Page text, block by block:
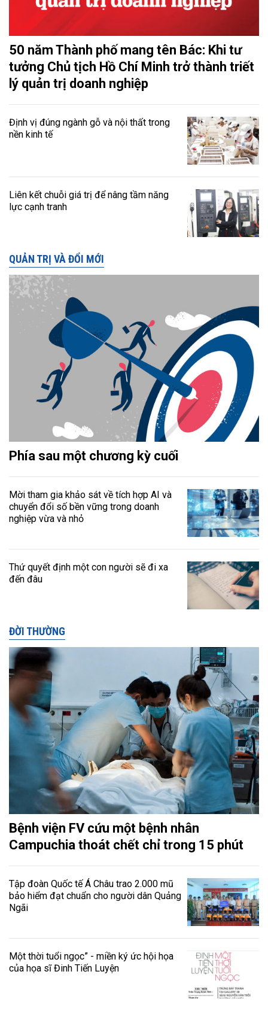
50 năm Thành phố mang tên Bác: Khi tư
tưởng Chủ tịch Hồ Chí Minh trở thành triết
lý quản trị doanh nghiệp
Định vị đúng ngành gỗ và nội thất trong
nền kinh tế
Liên kết chuỗi giá trị để nâng tầm năng
lực cạnh tranh
QUẢN TRỊ VÀ ĐỔI MỚI
Phía sau một chương kỳ cuối
Mời tham gia khảo sát về tích hợp AI và
chuyển đổi số bền vững trong doanh
nghiệp vừa và nhỏ
Thứ quyết định một con người sẽ đi xa
đến đâu
ĐỜI THƯỜNG
Bệnh viện FV cứu một bệnh nhân
Campuchia thoát chết chỉ trong 15 phút
Tập đoàn Quốc tế Á Châu trao 2.000 mũ
bảo hiểm đạt chuẩn cho người dân Quảng
Ngãi
Một thời tuổi ngọc” - miền ký ức hội họa
của họa sĩ Đinh Tiến Luyện